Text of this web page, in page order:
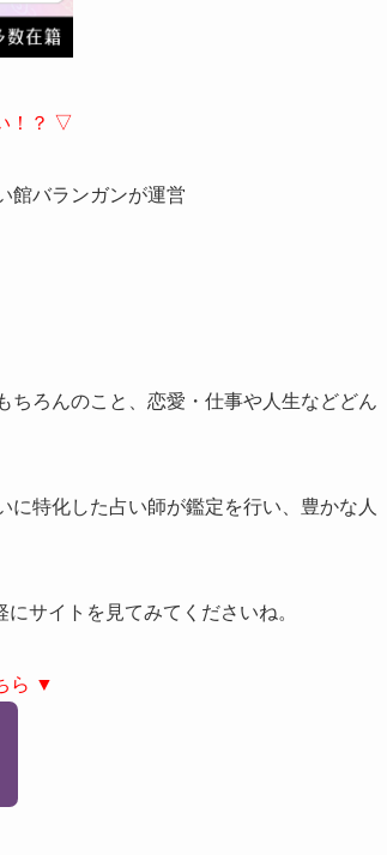
！？ ▽
館バランガンが運営
ちろんのこと、恋愛・仕事や人生などどん
特化した占い師が鑑定を行い、豊かな人
サイトを見てみてくださいね。
ら ▼